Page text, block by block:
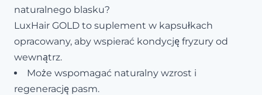
naturalnego blasku?
LuxHair GOLD to suplement w kapsułkach
opracowany, aby wspierać kondycję fryzury od
wewnątrz.
Może wspomagać naturalny wzrost i
regenerację pasm.